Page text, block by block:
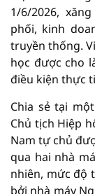
1/6/2026,
phối, kinh
truyền thống.
học được cho
điều kiện thực
Chia sẻ tại
Chủ tịch Hiệp
Nam tự chủ
qua hai nhà
nhiên, mức độ
bởi nhà máy